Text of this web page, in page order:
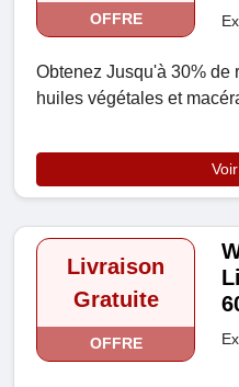
OFFRE
Obtenez Jusqu'à 30% de
huiles végétales et
Livraison
Gratuite
OFFRE